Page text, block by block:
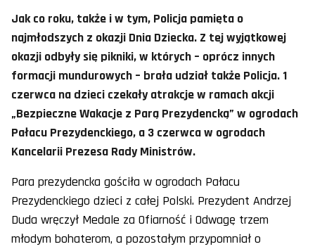
Jak co roku, także i w tym, Policja pamięta o
najmłodszych z okazji Dnia Dziecka. Z tej wyjątkowej
okazji odbyły się pikniki, w których – oprócz innych
formacji mundurowych – brała udział także Policja. 1
czerwca na dzieci czekały atrakcje w ramach akcji
„Bezpieczne Wakacje z Parą Prezydencką” w ogrodach
Pałacu Prezydenckiego, a 3 czerwca w ogrodach
Kancelarii Prezesa Rady Ministrów.
Para prezydencka gościła w ogrodach Pałacu
Prezydenckiego dzieci z całej Polski. Prezydent Andrzej
Duda wręczył Medale za Ofiarność i Odwagę trzem
młodym bohaterom, a pozostałym przypomniał o